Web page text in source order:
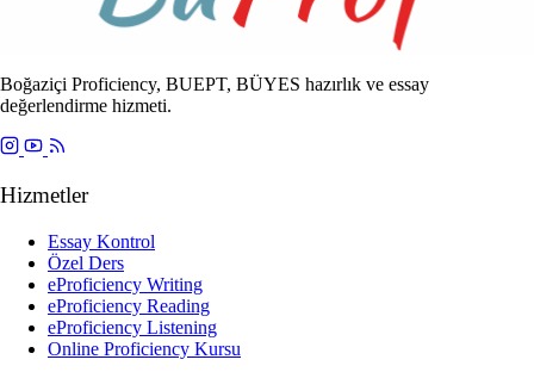
Boğaziçi Proficiency, BUEPT, BÜYES hazırlık ve essay
değerlendirme hizmeti.
Hizmetler
Essay Kontrol
Özel Ders
eProficiency Writing
eProficiency Reading
eProficiency Listening
Online Proficiency Kursu